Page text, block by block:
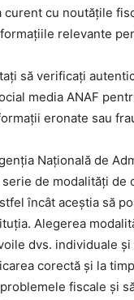
curent cu noutățile
relevante
să verificați
media ANAF
eronate sau
Națională de
serie de modalități de
încât aceștia să
Alegerea
dvs. individuale și
corectă și la
fiscale și